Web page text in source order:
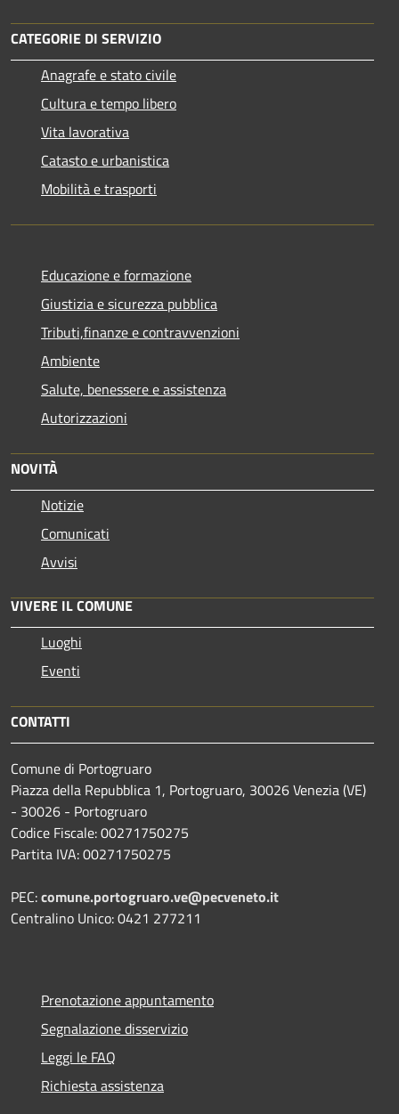
CATEGORIE DI SERVIZIO
Anagrafe e stato civile
Cultura e tempo libero
Vita lavorativa
Catasto e urbanistica
Mobilità e trasporti
Educazione e formazione
Giustizia e sicurezza pubblica
Tributi,finanze e contravvenzioni
Ambiente
Salute, benessere e assistenza
Autorizzazioni
NOVITÀ
Notizie
Comunicati
Avvisi
VIVERE IL COMUNE
Luoghi
Eventi
CONTATTI
Comune di Portogruaro
Piazza della Repubblica 1, Portogruaro, 30026 Venezia (VE)
- 30026 - Portogruaro
Codice Fiscale: 00271750275
Partita IVA: 00271750275
PEC:comune.portogruaro.ve@pecveneto.it
Centralino Unico: 0421 277211
Prenotazione appuntamento
Segnalazione disservizio
Leggi le FAQ
Richiesta assistenza